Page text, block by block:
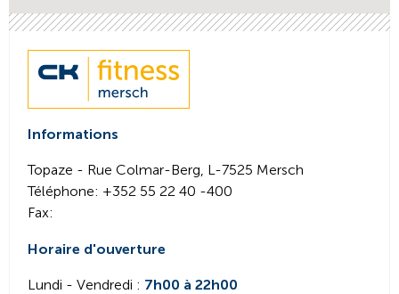
Informations
Topaze - Rue Colmar-Berg, L-7525 Mersch
Téléphone: +352 55 22 40 -400
Fax:
Horaire d'ouverture
Lundi - Vendredi : 7h00 à 22h00